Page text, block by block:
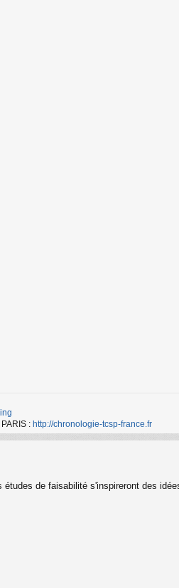
: http://chronologie-tcsp-france.fr
de faisabilité s'inspireront des